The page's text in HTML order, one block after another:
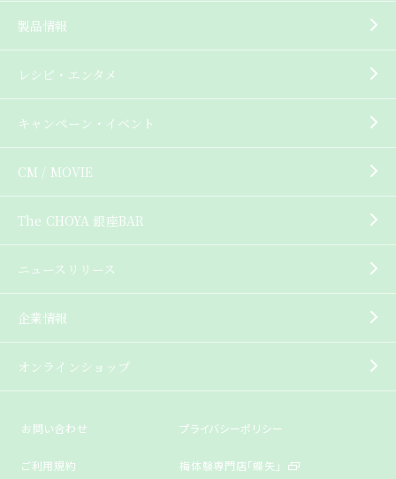
製品情報
レシピ・エンタメ
キャンペーン・イベント
CM / MOVIE
The CHOYA 銀座BAR
ニュースリリース
企業情報
オンラインショップ
お問い合わせ プライバシーポリシー
ご利用規約 梅体験専門店「蝶矢」